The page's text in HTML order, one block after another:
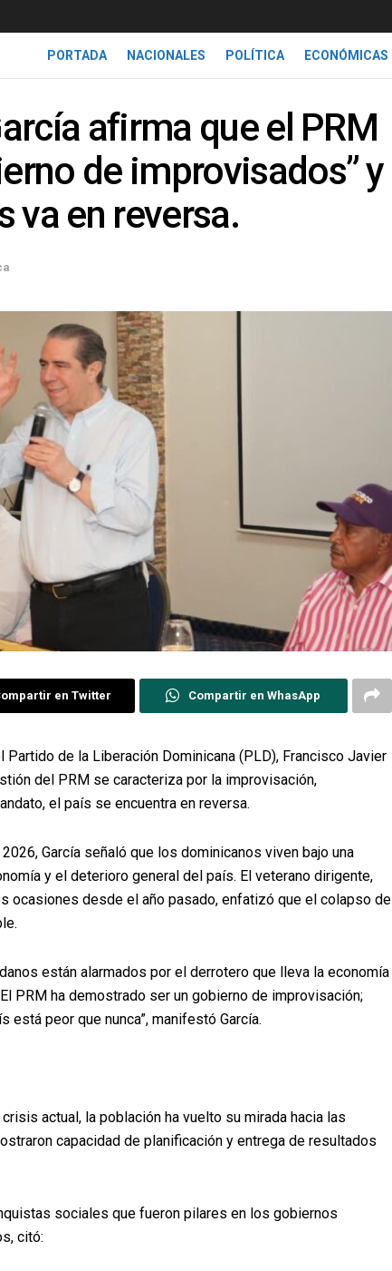
PORTADA NACIONALES POLÍTICA ECONÓMICAS
afirma que el PRM
de improvisados” y
va en reversa.
en Twitter Compartir en WhasApp
Partido de la Liberación Dominicana (PLD), Francisco Javier
del PRM se caracteriza por la improvisación,
el país se encuentra en reversa.
García señaló que los dominicanos viven bajo una
y el deterioro general del país. El veterano dirigente,
ocasiones desde el año pasado, enfatizó que el colapso de
están alarmados por el derrotero que lleva la economía
PRM ha demostrado ser un gobierno de improvisación;
peor que nunca”, manifestó García.
actual, la población ha vuelto su mirada hacia las
capacidad de planificación y entrega de resultados
sociales que fueron pilares en los gobiernos
citó: